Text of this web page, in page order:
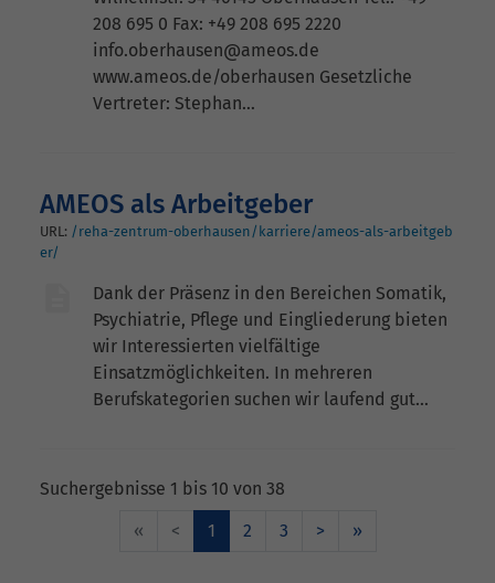
208 695 0 Fax: +49 208 695 2220
info.oberhausen@ameos.de
www.ameos.de/oberhausen Gesetzliche
Vertreter: Stephan…
AMEOS als Arbeitgeber
URL: /reha-zentrum-oberhausen/karriere/ameos-als-arbeitgeb
er/
Dank der Präsenz in den Bereichen Somatik,
Psychiatrie, Pflege und Eingliederung bieten
wir Interessierten vielfältige
Einsatzmöglichkeiten. In mehreren
Berufskategorien suchen wir laufend gut…
Suchergebnisse 1 bis 10 von 38
«
< 1 2 3 > »